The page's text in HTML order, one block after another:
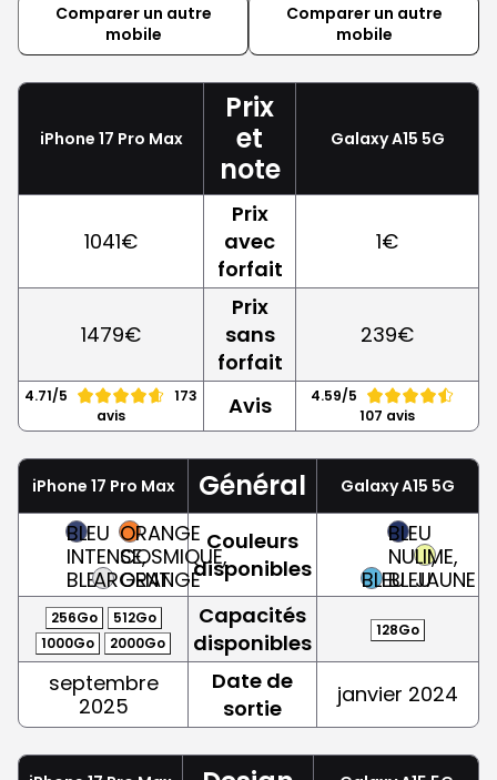
Comparer un autre
mobile
Comparer un autre
mobile
iPhone 17 Pro Max
Prix
et
note
Galaxy A15 5G
1041€
Prix
avec
forfait
1€
1479€
Prix
sans
forfait
239€
4.71/5
173
avis
Avis
4.59/5
107 avis
iPhone 17 Pro Max Général Galaxy A15 5G
BLEU
INTENSE,
BLEUARGENT
ORANGE
COSMIQUE,
ORANGE
Couleurs
disponibles
BLEU
BLEU
NUIT,
BLEU
LIME,
JAUNE
256Go
512Go
1000Go
2000Go
Capacités
disponibles
128Go
septembre
2025
Date de
sortie
janvier 2024